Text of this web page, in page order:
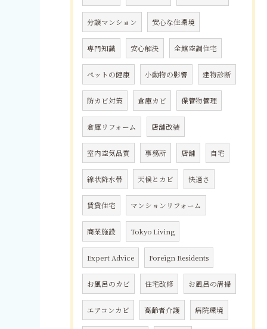
分譲マンション 安心な住環境
専門知識 安心解決 全館空調住宅
ペットの健康 小動物の影響 建物診断
防カビ対策 倉庫カビ 保管物管理
倉庫リフォーム 店舗改装
室内空気品質 事務所 店舗 自宅
線状降水帯 天候とカビ 快適さ
賃貸住宅 マンションリフォーム
商業施設 Tokyo Living
Expert Advice Foreign Residents
お風呂のカビ 住宅改修 お風呂の清掃
エアコンカビ 高齢者介護 病院環境